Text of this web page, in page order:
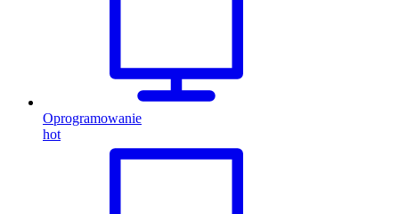
Oprogramowanie
hot